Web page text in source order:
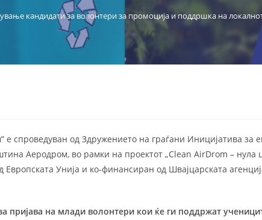
кандидати за волонтери за промоција и поддршка на
спроведуван од Здружението на граѓани Иницијатива за
Аеродром, во рамки на проектот „Clean AirDrom – нула
Унија и ко-финансиран од Швајцарската
пријава на млади волонтери кои ќе ги поддржат